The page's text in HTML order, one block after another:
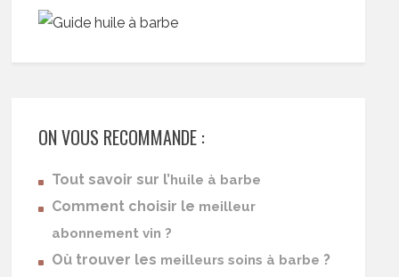
ON VOUS RECOMMANDE :
Tout savoir sur l’huile à barbe
Comment choisir le meilleur
abonnement vin ?
Où trouver les meilleurs soins à barbe ?